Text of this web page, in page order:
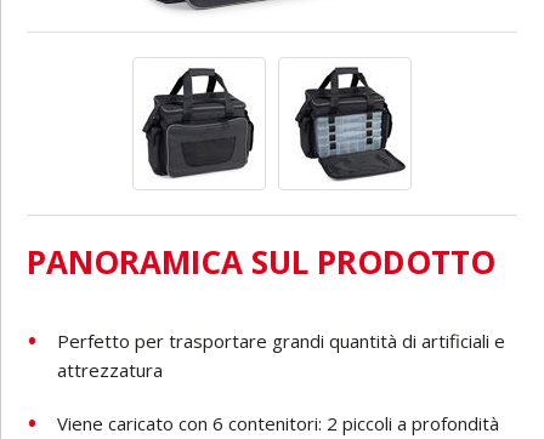
PANORAMICA SUL PRODOTTO
Perfetto per trasportare grandi quantità di artificiali e
attrezzatura
Viene caricato con 6 contenitori: 2 piccoli a profondità